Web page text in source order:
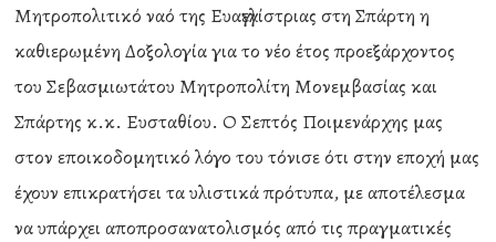
Μητροπολιτικό ναό της Ευαγγελίστριας στη Σπάρτη η
καθιερωμένη Δοξολογία για το νέο έτος προεξάρχοντος
του Σεβασμιωτάτου Μητροπολίτη Μονεμβασίας και
Σπάρτης κ.κ. Ευσταθίου. Ο Σεπτός Ποιμενάρχης μας
στον εποικοδομητικό λόγο του τόνισε ότι στην εποχή μας
έχουν επικρατήσει τα υλιστικά πρότυπα, με αποτέλεσμα
να υπάρχει αποπροσανατολισμός από τις πραγματικές